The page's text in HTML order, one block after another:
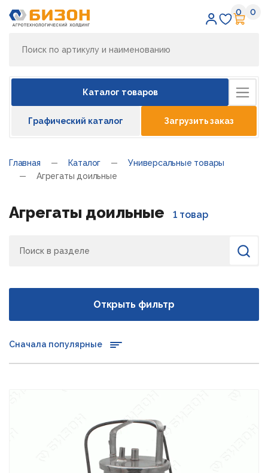
0 0
Каталог товаров
Графический каталог Загрузить заказ
Главная Каталог
Универсальные товары
Агрегаты доильные
Агрегаты доильные 1 товар
Найти
Открыть фильтр
Сначала популярные